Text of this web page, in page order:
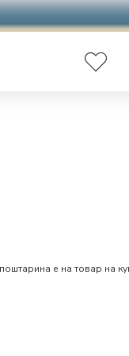
е на товар на